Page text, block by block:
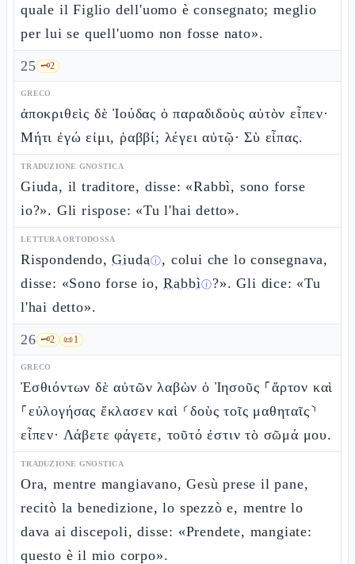
quale il Figlio dell'uomo è consegnato; meglio
per lui se quell'uomo non fosse nato».
25 🗝️2
GRECO
ἀποκριθεὶς δὲ Ἰούδας ὁ παραδιδοὺς αὐτὸν εἶπεν·
Μήτι ἐγώ εἰμι, ῥαββί; λέγει αὐτῷ· Σὺ εἶπας.
TRADUZIONE GNOSTICA
Giuda, il traditore, disse: «Rabbì, sono forse
io?». Gli rispose: «Tu l'hai detto».
LETTURA ORTODOSSA
Rispondendo,Giudaⓘ, colui che lo consegnava,
disse: «Sono forse io,Rabbìⓘ?». Gli dice: «Tu
l'hai detto».
26 🗝️2 📜1
GRECO
Ἐσθιόντων δὲ αὐτῶν λαβὼν ὁ Ἰησοῦς ⸀ἄρτον καὶ
⸀εὐλογήσας ἔκλασεν καὶ ⸂δοὺς τοῖς μαθηταῖς⸃
εἶπεν· Λάβετε φάγετε, τοῦτό ἐστιν τὸ σῶμά μου.
TRADUZIONE GNOSTICA
Ora, mentre mangiavano, Gesù prese il pane,
recitò la benedizione, lo spezzò e, mentre lo
dava ai discepoli, disse: «Prendete, mangiate:
questo è il mio corpo».